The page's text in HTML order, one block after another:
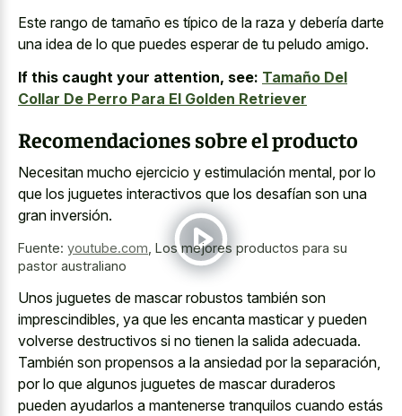
Este rango de tamaño es típico de la raza y debería darte
una idea de lo que puedes esperar de tu peludo amigo.
If this caught your attention, see: Tamaño Del
Collar De Perro Para El Golden Retriever
Recomendaciones sobre el producto
Necesitan mucho ejercicio y estimulación mental, por lo
que los juguetes interactivos que los desafían son una
gran inversión.
Fuente: youtube.com Los mejores productos para su
pastor australiano
Unos juguetes de mascar robustos también son
imprescindibles, ya que les encanta masticar y pueden
volverse destructivos si no tienen la salida adecuada.
También son propensos a la ansiedad por la separación,
por lo que algunos juguetes de mascar duraderos
pueden ayudarlos a mantenerse tranquilos cuando estás